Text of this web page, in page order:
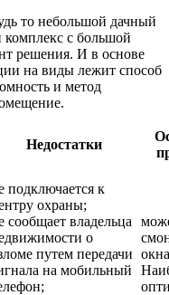
то небольшой дачный
с большой
решения. И в основе
на виды лежит способ
и метод
Недостатки
подключается к
охраны;
сообщает владельца
о
путем передачи
на мобильный